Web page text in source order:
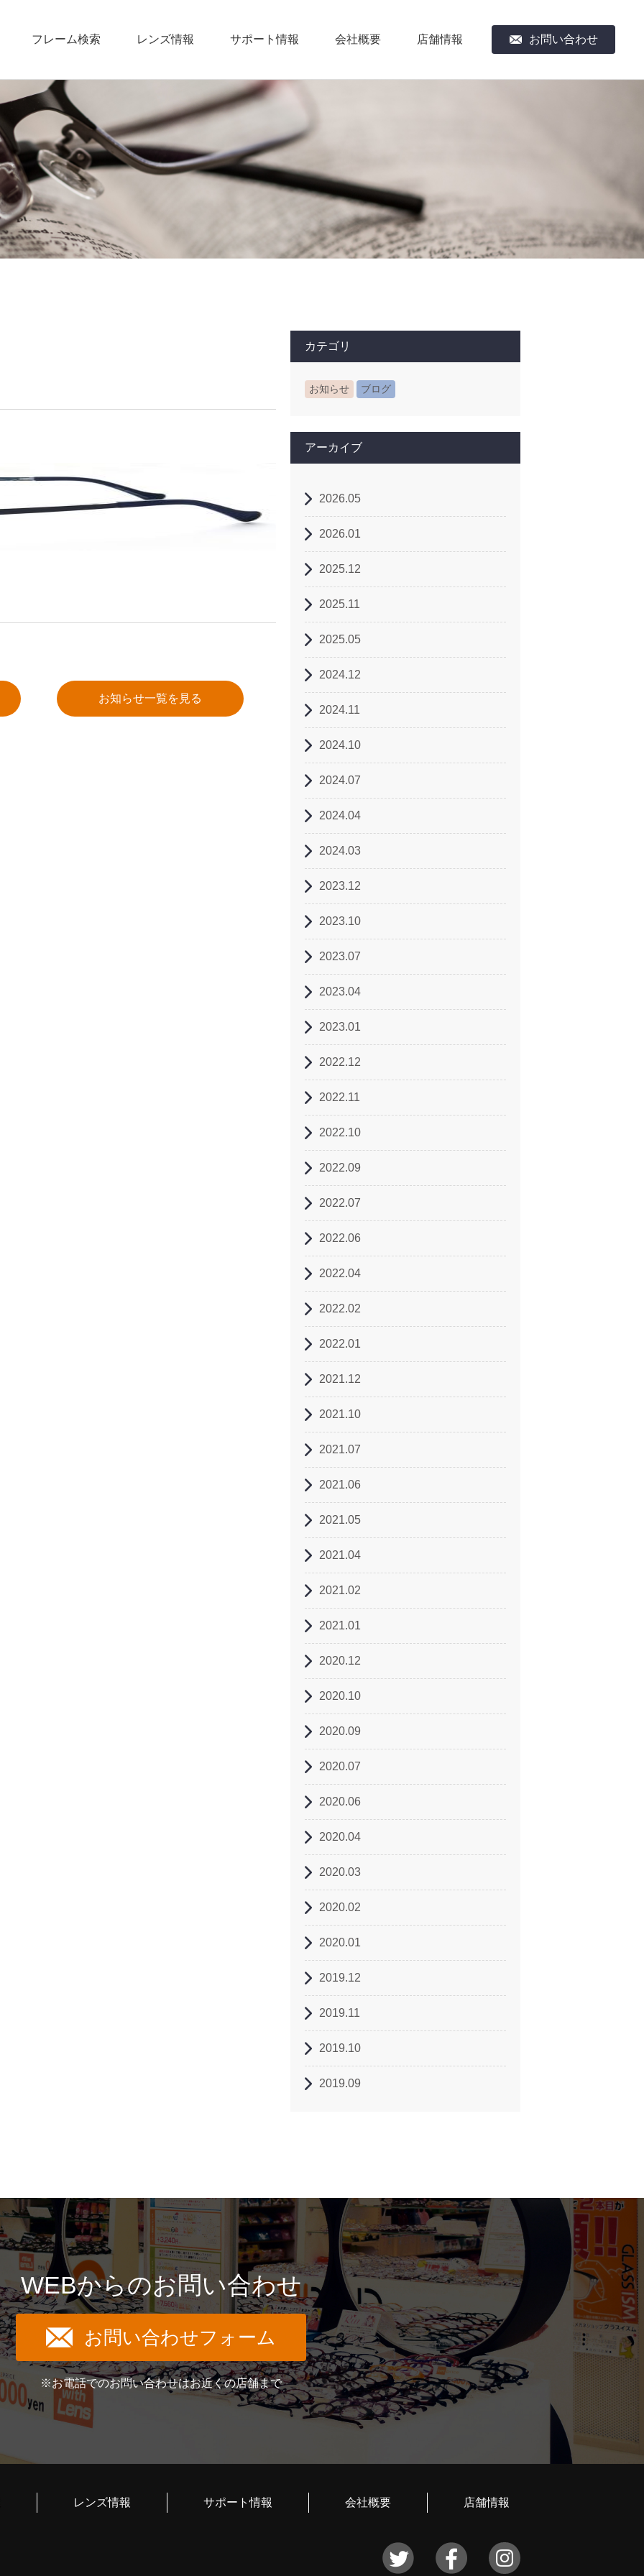
フレーム検索 レンズ情報 サポート情報 会社概要 店舗情報 お問い合わせ
お知らせ一覧を見る
カテゴリ
お知らせ ブログ
アーカイブ
2026.05
2026.01
2025.12
2025.11
2025.05
2024.12
2024.11
2024.10
2024.07
2024.04
2024.03
2023.12
2023.10
2023.07
2023.04
2023.01
2022.12
2022.11
2022.10
2022.09
2022.07
2022.06
2022.04
2022.02
2022.01
2021.12
2021.10
2021.07
2021.06
2021.05
2021.04
2021.02
2021.01
2020.12
2020.10
2020.09
2020.07
2020.06
2020.04
2020.03
2020.02
2020.01
2019.12
2019.11
2019.10
2019.09
WEBからのお問い合わせ
お問い合わせフォーム
※お電話でのお問い合わせはお近くの店舗まで
レンズ情報 サポート情報 会社概要 店舗情報